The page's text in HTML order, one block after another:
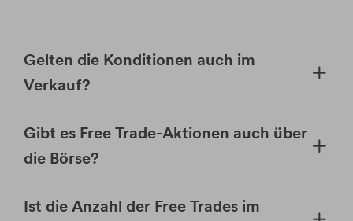
Gelten die Konditionen auch im
Verkauf?
Gibt es Free Trade-Aktionen auch über
die Börse?
Ist die Anzahl der Free Trades im